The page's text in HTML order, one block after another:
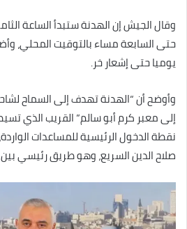
وقال الجيش إن الهدنة ستبدأ الساعة
حتى السابعة مساء بالتوقيت المحلي،
يوميا حتى إشعار خر.
وأوضح أن “الهدنة تهدف إلى السماح
إلى معبر كرم أبو سالم” القريب الذي
نقطة الدخول الرئيسية للمساعدات
صلاح الدين السريع، وهو طريق رئيسي